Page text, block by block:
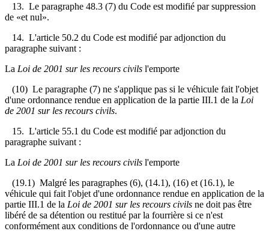
13. Le paragraphe 48.3 (7) du Code est modifié par suppression
de «et nul».
14. L'article 50.2 du Code est modifié par adjonction du
paragraphe suivant :
La Loi de 2001 sur les recours civils l'emporte
(10) Le paragraphe (7) ne s'applique pas si le véhicule fait l'objet
d'une ordonnance rendue en application de la partie III.1 de la Loi
de 2001 sur les recours civils.
15. L'article 55.1 du Code est modifié par adjonction du
paragraphe suivant :
La Loi de 2001 sur les recours civils l'emporte
(19.1) Malgré les paragraphes (6), (14.1), (16) et (16.1), le
véhicule qui fait l'objet d'une ordonnance rendue en application de la
partie III.1 de la Loi de 2001 sur les recours civils ne doit pas être
libéré de sa détention ou restitué par la fourrière si ce n'est
conformément aux conditions de l'ordonnance ou d'une autre